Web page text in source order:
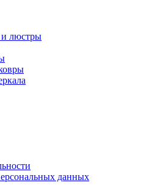
и люстры
данных